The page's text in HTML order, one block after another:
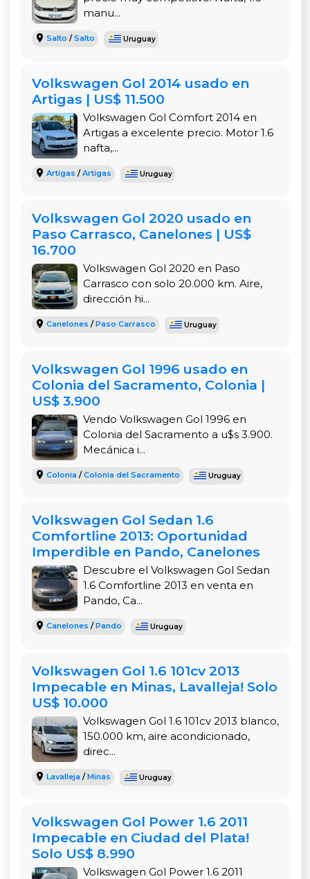
manu...
Salto /Salto Uruguay
Volkswagen Gol 2014 usado en
Artigas | US$ 11.500
Volkswagen Gol Comfort 2014 en
Artigas a excelente precio. Motor 1.6
nafta,...
Artigas /Artigas Uruguay
Volkswagen Gol 2020 usado en
Paso Carrasco, Canelones | US$
16.700
Volkswagen Gol 2020 en Paso
Carrasco con solo 20.000 km. Aire,
dirección hi...
Canelones /Paso Carrasco Uruguay
Volkswagen Gol 1996 usado en
Colonia del Sacramento, Colonia |
US$ 3.900
Vendo Volkswagen Gol 1996 en
Colonia del Sacramento a u$s 3.900.
Mecánica i...
Colonia /Colonia del Sacramento Uruguay
Volkswagen Gol Sedan 1.6
Comfortline 2013: Oportunidad
Imperdible en Pando, Canelones
Descubre el Volkswagen Gol Sedan
1.6 Comfortline 2013 en venta en
Pando, Ca...
Canelones /Pando Uruguay
Volkswagen Gol 1.6 101cv 2013
Impecable en Minas, Lavalleja! Solo
US$ 10.000
Volkswagen Gol 1.6 101cv 2013 blanco,
150.000 km, aire acondicionado,
direc...
Lavalleja /Minas Uruguay
Volkswagen Gol Power 1.6 2011
Impecable en Ciudad del Plata!
Solo US$ 8.990
Volkswagen Gol Power 1.6 2011